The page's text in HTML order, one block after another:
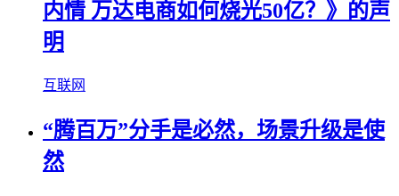
内情 万达电商如何烧光50亿？》的声
明
互联网
“腾百万”分手是必然，场景升级是使
然